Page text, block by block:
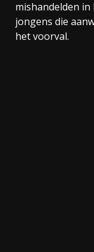
mishandelden in
jongens die
het voorval.